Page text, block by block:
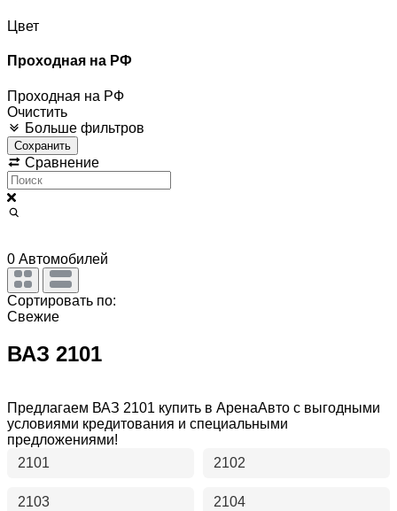
Цвет
Проходная на РФ
Проходная на РФ
Очистить
Больше фильтров
Сохранить
Сравнение
0 Автомобилей
Сортировать по:
Свежие
ВАЗ 2101
Предлагаем ВАЗ 2101 купить в АренаАвто с выгодными
условиями кредитования и специальными
предложениями!
2101
2102
2103 2104